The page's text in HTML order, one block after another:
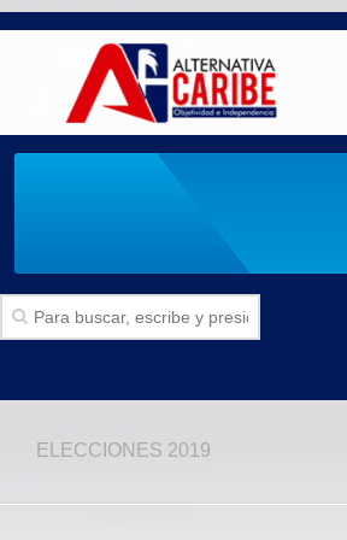
Politica
ELECCIONES 2019